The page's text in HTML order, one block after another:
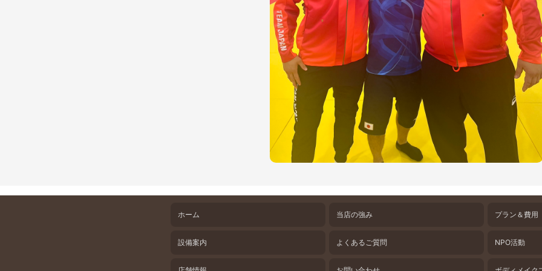
ホーム 当店の強み プラン＆費用
設備案内 よくあるご質問 NPO活動